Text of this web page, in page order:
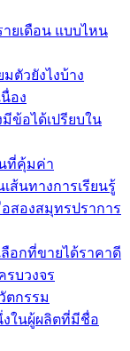
ายเดือน แบบไหน
ตัวยังไงบ้าง
อง
ข้อได้เปรียบใน
ที่คุ้มค่า
ส้นทางการเรียนรู้
สองสมุทรปราการ
ลือกที่ขายได้ราคาดี
รบวงจร
ตกรรม
งในผู้ผลิตที่มีชื่อ